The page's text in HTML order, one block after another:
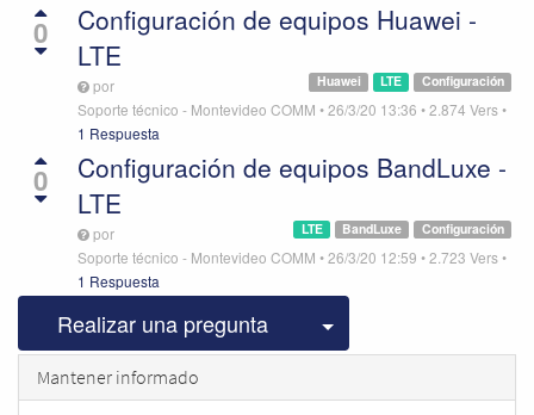
0
Configuración de equipos Huawei -
LTE
Configuración
LTE
Huawei
por
Soporte técnico - Montevideo COMM •26/3/20 13:36 •2.874 Vers•
1 Respuesta
0
Configuración de equipos BandLuxe -
LTE
Configuración
BandLuxe
LTE
por
Soporte técnico - Montevideo COMM •26/3/20 12:59 •2.723 Vers•
1 Respuesta
Realizar una pregunta Seleccionar
Mantener informado